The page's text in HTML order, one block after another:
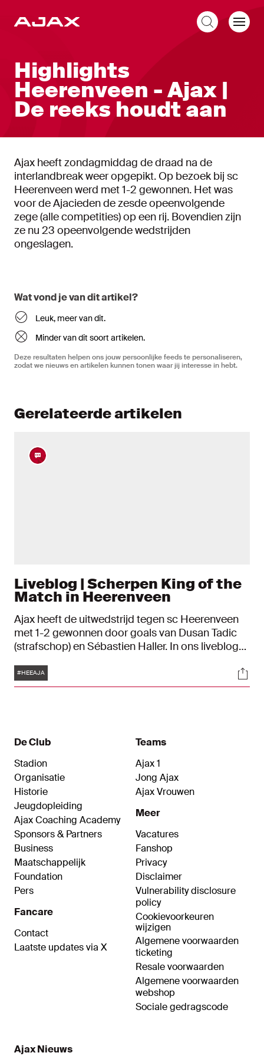
Highlights
Heerenveen - Ajax |
De reeks houdt aan
Ajax heeft zondagmiddag de draad na de
interlandbreak weer opgepikt. Op bezoek bij sc
Heerenveen werd met 1-2 gewonnen. Het was
voor de Ajacieden de zesde opeenvolgende
zege (alle competities) op een rij. Bovendien zijn
ze nu 23 opeenvolgende wedstrijden
ongeslagen.
Wat vond je van dit artikel?
Leuk, meer van dit.
Minder van dit soort artikelen.
Deze resultaten helpen ons jouw persoonlijke feeds te personaliseren,
zodat we nieuws en artikelen kunnen tonen waar jij interesse in hebt.
Gerelateerde artikelen
Liveblog | Scherpen King of the
Match in Heerenveen
Ajax heeft de uitwedstrijd tegen sc Heerenveen
met 1-2 gewonnen door goals van Dusan Tadic
(strafschop) en Sébastien Haller. In ons liveblog
ontwikkelingen van het duel in het Abe Lenstra
Stadion.
Tags
#HEEAJA
De Club
Stadion
Organisatie
Historie
Jeugdopleiding
Ajax Coaching Academy
Sponsors & Partners
Business
Maatschappelijk
Foundation
Pers
Fancare
Contact
Laatste updates via X
Teams
Ajax 1
Jong Ajax
Ajax Vrouwen
Meer
Vacatures
Fanshop
Privacy
Disclaimer
Vulnerability disclosure
policy
Cookievoorkeuren
wijzigen
Algemene voorwaarden
ticketing
Resale voorwaarden
Algemene voorwaarden
webshop
Sociale gedragscode
Ajax Nieuws